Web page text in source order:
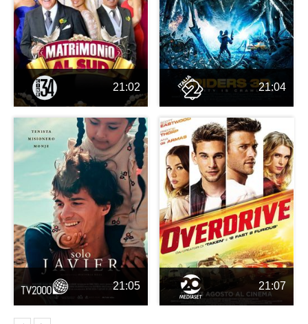
21:02 21:04
21:05 21:07